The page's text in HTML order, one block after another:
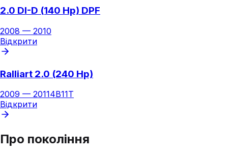
2.0 DI-D (140 Hp) DPF
2008 — 2010
Відкрити
Ralliart 2.0 (240 Hp)
2009 — 20114B11T
Відкрити
Про покоління